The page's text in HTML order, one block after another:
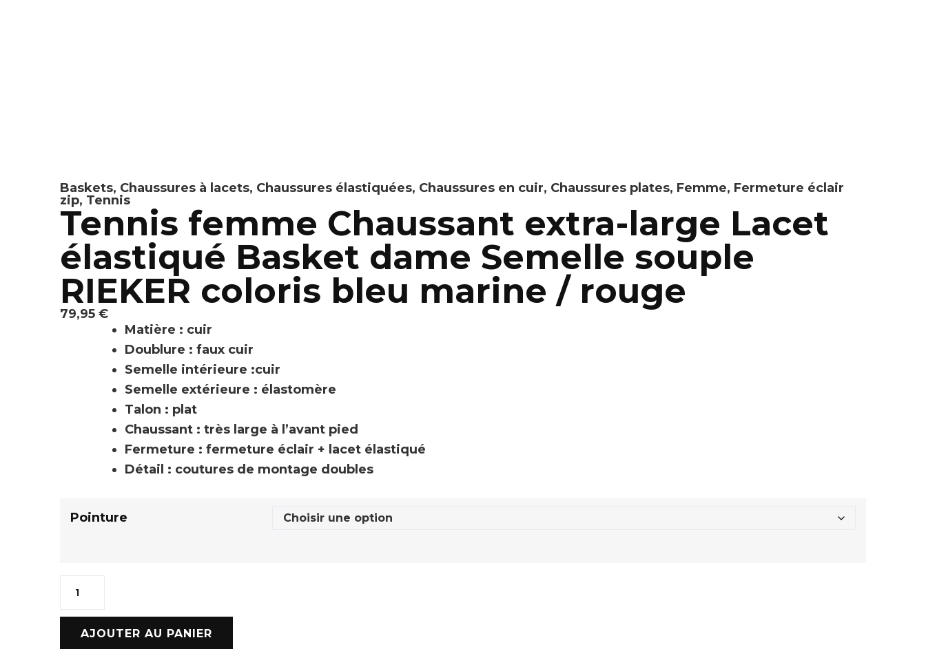
Baskets, Chaussures à lacets, Chaussures élastiquées, Chaussures en cuir, Chaussures plates, Femme, Fermeture éclair
zip, Tennis
Tennis femme Chaussant extra-large Lacet
élastiqué Basket dame Semelle souple
RIEKER coloris bleu marine / rouge
79,95 €
Matière : cuir
Doublure : faux cuir
Semelle intérieure :cuir
Semelle extérieure : élastomère
Talon : plat
Chaussant : très large à l’avant pied
Fermeture : fermeture éclair + lacet élastiqué
Détail : coutures de montage doubles
Pointure
AJOUTER AU PANIER